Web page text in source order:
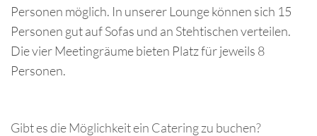
Personen möglich. In unserer Lounge können sich 15
Personen gut auf Sofas und an Stehtischen verteilen.
Die vier Meetingräume bieten Platz für jeweils 8
Personen.
Gibt es die Möglichkeit ein Catering zu buchen?